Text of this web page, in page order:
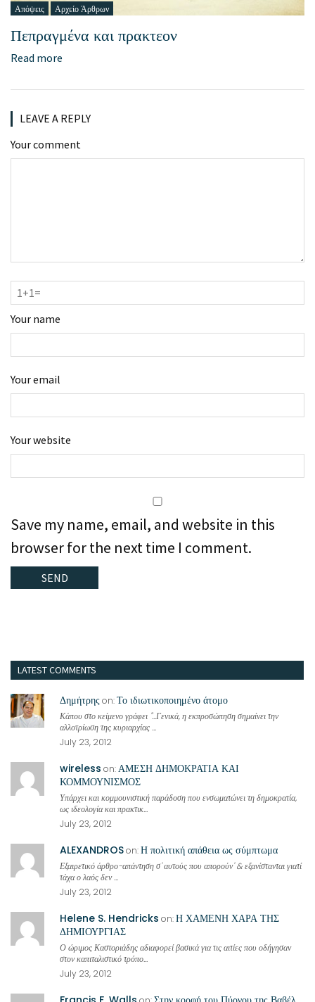
Απόψεις Αρχείο Άρθρων
Πεπραγμένα και πρακτεον
Read more
LEAVE A REPLY
Your comment
Your name
Your email
Your website
Save my name, email, and website in this
browser for the next time I comment.
LATEST COMMENTS
Δημήτρηςon:Το ιδιωτικοποιημένο άτομο
Κάπου στο κείμενο γράφει "...Γενικά, η εκπροσώπηση σημαίνει την
αλλοτρίωση της κυριαρχίας ...
July 23, 2012
wireless on:ΑΜΕΣΗ ΔΗΜΟΚΡΑΤΙΑ ΚΑΙ
ΚΟΜΜΟΥΝΙΣΜΟΣ
Υπάρχει και κομμουνιστική παράδοση που ενσωματώνει τη δημοκρατία,
ως ιδεολογία και πρακτικ...
July 23, 2012
ALEXANDROSon:Η πολιτική απάθεια ως σύμπτωμα
Εξαιρετικό άρθρο-απάντηση σ' αυτούς που απορούν' & εξανίστανται γιατί
τάχα ο λαός δεν ...
July 23, 2012
Helene S. Hendricks on:Η ΧΑΜΕΝΗ ΧΑΡΑ ΤΗΣ
ΔΗΜΙΟΥΡΓΙΑΣ
Ο ώριμος Καστοριάδης αδιαφορεί βασικά για τις αιτίες που οδήγησαν
στον καπιταλιστικό τρόπο...
July 23, 2012